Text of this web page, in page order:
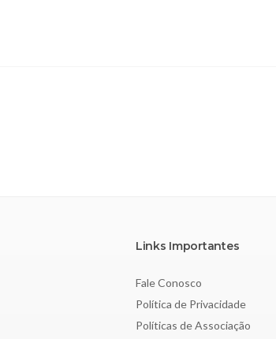
Links Importantes
Fale Conosco
Política de Privacidade
Políticas de Associação